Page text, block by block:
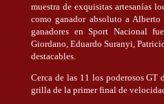
muestra de exquisitas artesanías
como ganador absoluto a
ganadores en Sport Nacional
Giordano, Eduardo Suranyi,
destacables.
Cerca de las 11 los poderosos
grilla de la primer final de